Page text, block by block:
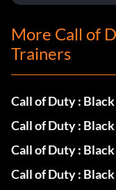
More Call of
Trainers
Call of Duty :
Call of Duty :
Call of Duty :
Call of Duty :